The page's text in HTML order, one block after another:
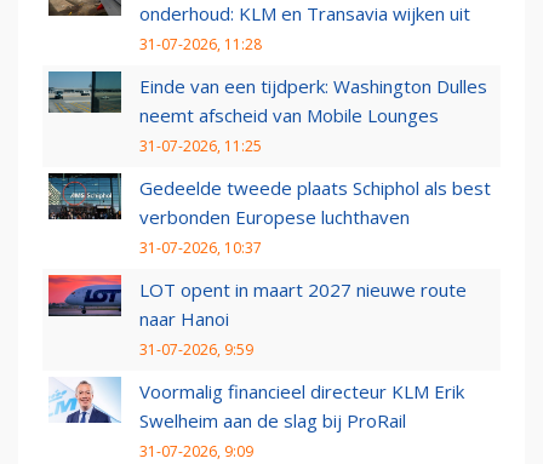
onderhoud: KLM en Transavia wijken uit
31-07-2026, 11:28
Einde van een tijdperk: Washington Dulles
neemt afscheid van Mobile Lounges
31-07-2026, 11:25
Gedeelde tweede plaats Schiphol als best
verbonden Europese luchthaven
31-07-2026, 10:37
LOT opent in maart 2027 nieuwe route
naar Hanoi
31-07-2026, 9:59
Voormalig financieel directeur KLM Erik
Swelheim aan de slag bij ProRail
31-07-2026, 9:09